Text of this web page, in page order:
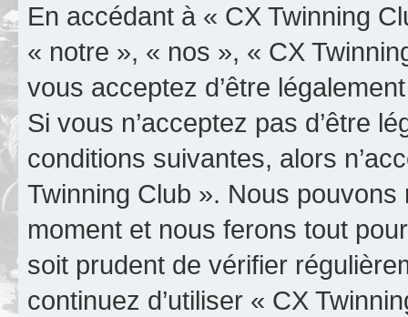
En accédant à « CX Twinning
« notre », « nos », « CX
vous acceptez d’être
Si vous n’acceptez pas d’être
conditions suivantes, alors
Twinning Club ». Nous pouvons
moment et nous ferons tout
soit prudent de vérifier
continuez d’utiliser « CX